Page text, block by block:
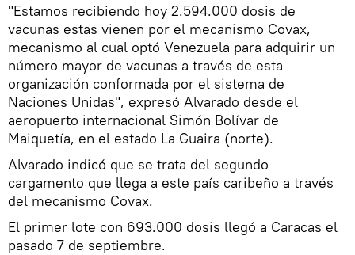
"Estamos recibiendo hoy 2.594.000 dosis de
vacunas estas vienen por el mecanismo Covax,
mecanismo al cual optó Venezuela para adquirir un
número mayor de vacunas a través de esta
organización conformada por el sistema de
Naciones Unidas", expresó Alvarado desde el
aeropuerto internacional Simón Bolívar de
Maiquetía, en el estado La Guaira (norte).
Alvarado indicó que se trata del segundo
cargamento que llega a este país caribeño a través
del mecanismo Covax.
El primer lote con 693.000 dosis llegó a Caracas el
pasado 7 de septiembre.